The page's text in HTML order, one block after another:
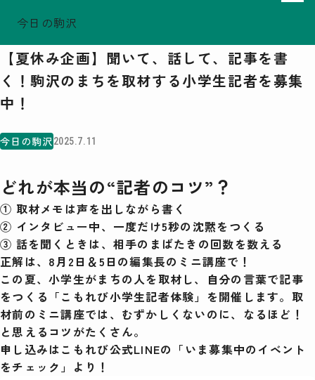
今日の駒沢
ホーム今日の駒沢
【夏休み企画】聞いて、話して、記事を書
く！駒沢のまちを取材する小学生記者を募集
中！
今日の駒沢2025.7.11
どれが本当の“記者のコツ”？
① 取材メモは声を出しながら書く
② インタビュー中、一度だけ5秒の沈黙をつくる
③ 話を聞くときは、相手のまばたきの回数を数える
正解は、8月2日＆5日の編集長のミニ講座で！
この夏、小学生がまちの人を取材し、自分の言葉で記事
をつくる「こもれび小学生記者体験」を開催します。取
材前のミニ講座では、むずかしくないのに、なるほど！
と思えるコツがたくさん。
申し込みはこもれび公式LINEの「いま募集中のイベント
をチェック」より！
TODAY - 2026.08.08
駒沢この頃
特集一覧
EVENT & NEWS
COMOREVI MAP
前月 2026 08
SUN MON TUE WED THU FRI SAT
26 27 28 29 31
2
3 4 5 6
9
10 11 12 14
15
16
17 18 19 20 21
22
23
24 25 26 27 28
29